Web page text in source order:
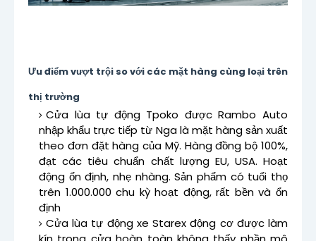
Ưu điểm vượt trội so với các mặt hàng cùng loại trên
thị trường
Cửa lùa tự động Tpoko được Rambo Auto
nhập khẩu trực tiếp từ Nga là mặt hàng sản xuất
theo đơn đặt hàng của Mỹ. Hàng đồng bộ 100%,
đạt các tiêu chuẩn chất lượng EU, USA. Hoạt
động ổn định, nhẹ nhàng. Sản phẩm có tuổi thọ
trên 1.000.000 chu kỳ hoạt động, rất bền và ổn
định
Cửa lùa tự động xe Starex động cơ được làm